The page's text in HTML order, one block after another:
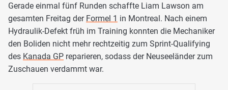
Gerade einmal fünf Runden schaffte Liam Lawson am
gesamten Freitag der Formel 1 in Montreal. Nach einem
Hydraulik-Defekt früh im Training konnten die Mechaniker
den Boliden nicht mehr rechtzeitig zum Sprint-Qualifying
des Kanada GP reparieren, sodass der Neuseeländer zum
Zuschauen verdammt war.